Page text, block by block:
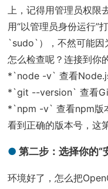
上，记得用管理员权
用“以管理员身份运行”
`sudo`），不然可能因
怎么检查呢？连接到你
*`node -v` 查看
*`git --version` 查看
*`npm -v` 查看npm版
看到正确的版本号，这
第二步：选择你的“
环境好了，怎么把